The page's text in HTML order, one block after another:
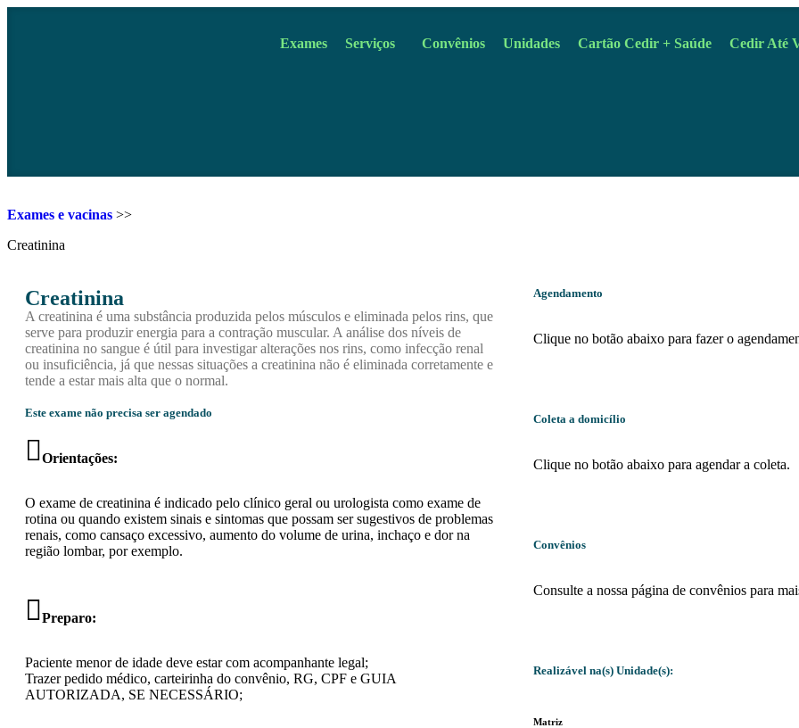
Exames Serviços Convênios Unidades Cartão Cedir + Saúde Cedir Até
Exames e vacinas >>
Creatinina
Creatinina
A creatinina é uma substância produzida pelos músculos e eliminada pelos rins, que
serve para produzir energia para a contração muscular. A análise dos níveis de
creatinina no sangue é útil para investigar alterações nos rins, como infecção renal
ou insuficiência, já que nessas situações a creatinina não é eliminada corretamente e
tende a estar mais alta que o normal.
Este exame não precisa ser agendado
Orientações:
O exame de creatinina é indicado pelo clínico geral ou urologista como exame de
rotina ou quando existem sinais e sintomas que possam ser sugestivos de problemas
renais, como cansaço excessivo, aumento do volume de urina, inchaço e dor na
região lombar, por exemplo.
Preparo:
Paciente menor de idade deve estar com acompanhante legal;
Trazer pedido médico, carteirinha do convênio, RG, CPF e GUIA
AUTORIZADA, SE NECESSÁRIO;
Agendamento
Clique no botão abaixo para fazer o
Coleta a domicílio
Clique no botão abaixo para agendar a coleta.
Convênios
Consulte a nossa página de convênios para
Realizável na(s) Unidade(s):
Matriz